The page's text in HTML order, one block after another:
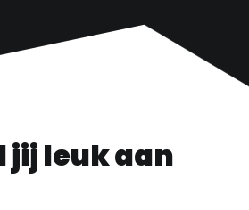
jij leuk aan